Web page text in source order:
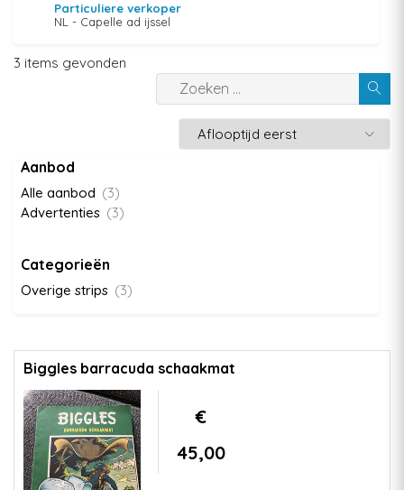
Particuliere verkoper
NL - Capelle ad ijssel
3 items gevonden
Aanbod
Alle aanbod (3)
Advertenties (3)
Categorieën
Overige strips (3)
Biggles barracuda schaakmat
€
45,00